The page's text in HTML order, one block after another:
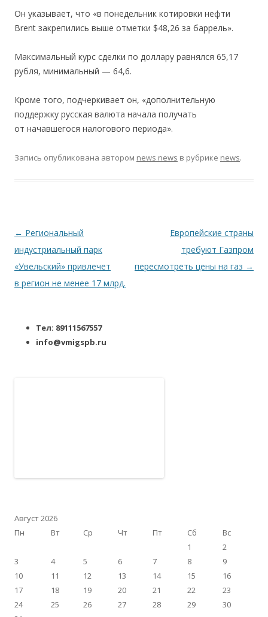
Он указывает, что «в понедельник котировки нефти
Brent закрепились выше отметки $48,26 за баррель».
Максимальный курс сделки по доллару равнялся 65,17
рубля, минимальный — 64,6.
Кроме того, подчеркивает он, «дополнительную
поддержку русская валюта начала получать
от начавшегося налогового периода».
Запись опубликована автором news news в рубрике news.
Навигация по записям
← Региональный
индустриальный парк
«Увельский» привлечет
в регион не менее 17 млрд.
Европейские страны
требуют Газпром
пересмотреть цены на газ →
Тел: 89111567557
info@vmigspb.ru
Август 2026
Пн
Вт Ср Чт Пт Сб
Вс
1
2
3
4 5 6 7 8
9
10
11 12 13 14 15
16
17
18 19 20 21 22
23
24
25 26 27 28 29
30